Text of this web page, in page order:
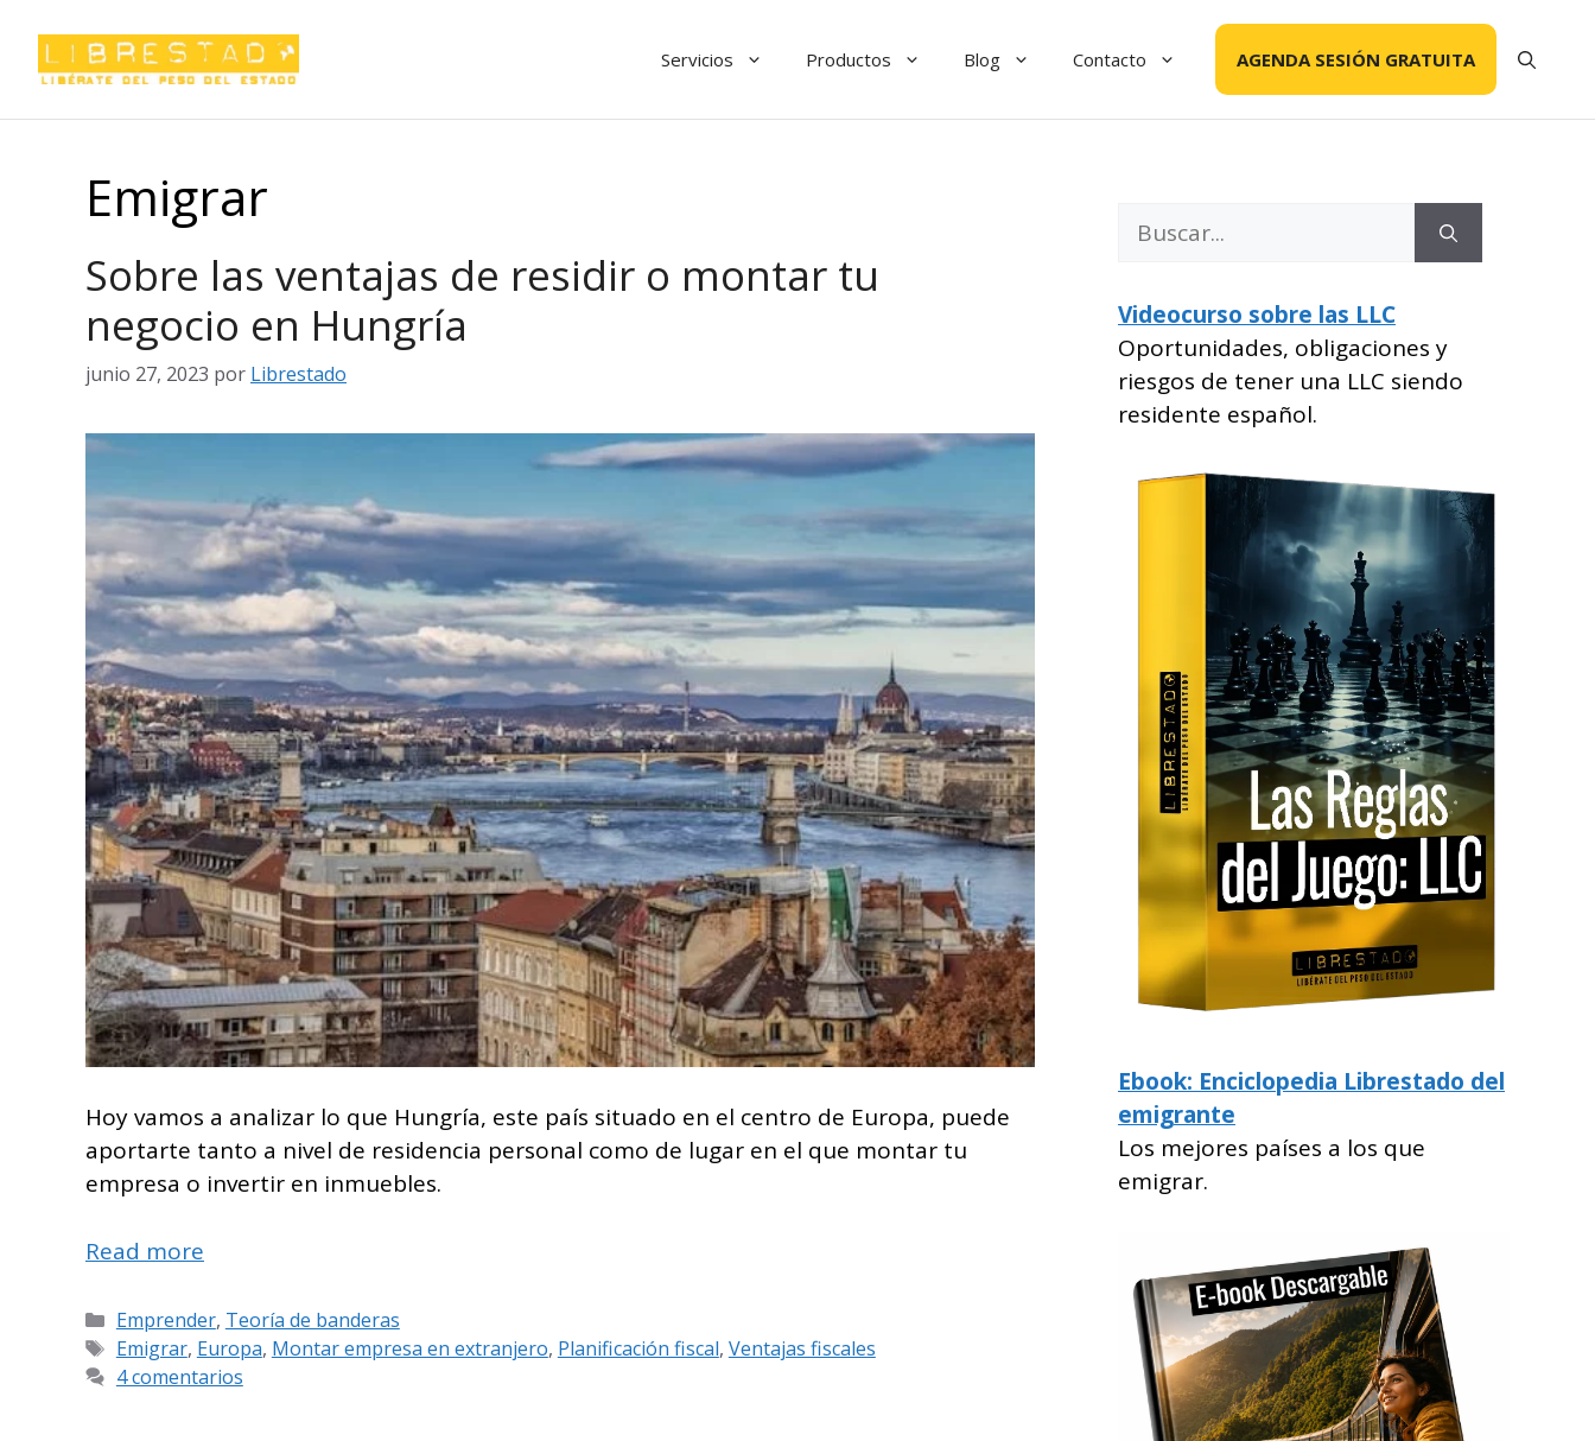
contenido
Servicios Productos Blog Contacto AGENDA SESIÓN GRATUITA
Emigrar
Sobre las ventajas de residir o montar tu
negocio en Hungría
junio 27, 2023 por Librestado
Hoy vamos a analizar lo que Hungría, este país situado en el centro de Europa, puede
aportarte tanto a nivel de residencia personal como de lugar en el que montar tu
empresa o invertir en inmuebles.
Read more
Categorías
Emprender, Teoría de banderas
Etiquetas
Emigrar, Europa, Montar empresa en extranjero, Planificación fiscal, Ventajas fiscales
4 comentarios
Buscar:
Videocurso sobre las LLC
Oportunidades, obligaciones y
riesgos de tener una LLC siendo
residente español.
Ebook: Enciclopedia Librestado del
emigrante
Los mejores países a los que
emigrar.